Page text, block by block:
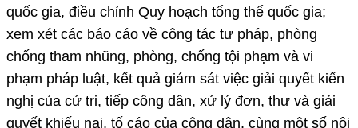
quốc gia, điều chỉnh Quy hoạch tổng thể quốc gia;
xem xét các báo cáo về công tác tư pháp, phòng
chống tham nhũng, phòng, chống tội phạm và vi
phạm pháp luật, kết quả giám sát việc giải quyết kiến
nghị của cử tri, tiếp công dân, xử lý đơn, thư và giải
quyết khiếu nại, tố cáo của công dân, cùng một số nội